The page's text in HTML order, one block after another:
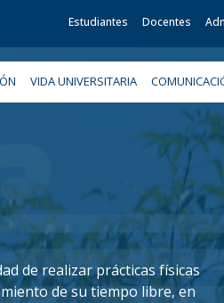
Estudiantes Docentes
VIDA UNIVERSITARIA
de realizar prácticas físicas
de su tiempo libre, en